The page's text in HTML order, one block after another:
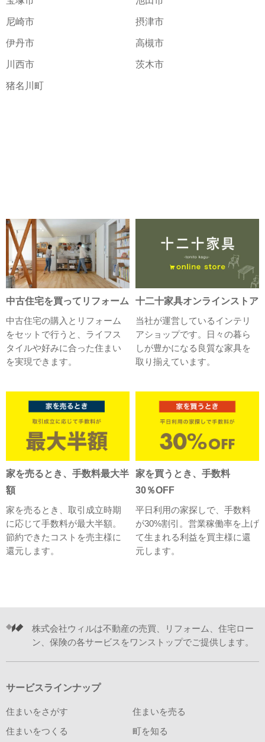
尼崎市
伊丹市
川西市
猪名川町
摂津市
高槻市
茨木市
中古住宅を買ってリフォーム
中古住宅の購入とリフォーム
をセットで行うと、ライフス
タイルや好みに合った住まい
を実現できます。
十二十家具オンラインストア
当社が運営しているインテリ
アショップです。日々の暮ら
しが豊かになる良質な家具を
取り揃えています。
家を売るとき、手数料最大半
額
家を売るとき、取引成立時期
に応じて手数料が最大半額。
節約できたコストを売主様に
還元します。
家を買うとき、手数料
30％OFF
平日利用の家探しで、手数料
が30%割引。営業稼働率を上げ
て生まれる利益を買主様に還
元します。
株式会社ウィルは不動産の売買、リフォーム、住宅ロー
ン、保険の各サービスをワンストップでご提供します。
サービスラインナップ
住まいをさがす 住まいを売る
住まいをつくる 町を知る